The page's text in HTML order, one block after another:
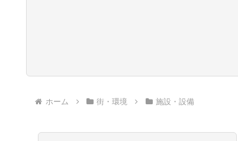
ホーム 街・環境 施設・設備